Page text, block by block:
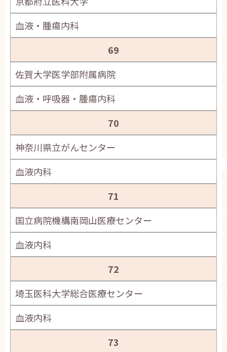
血液・腫瘍内科
69
佐賀大学医学部附属病院
血液・呼吸器・腫瘍内科
70
神奈川県立がんセンター
血液内科
71
国立病院機構南岡山医療センター
血液内科
72
埼玉医科大学総合医療センター
血液内科
73